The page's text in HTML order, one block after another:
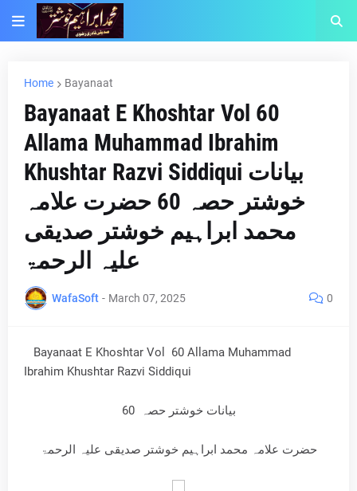
Home Bayanaat
Bayanaat E Khoshtar Vol 60
Allama Muhammad Ibrahim
Khushtar Razvi Siddiqui بیانات
خوشتر حصہ 60 حضرت علامہ
محمد ابراہیم خوشتر صدیقی
علیہ الرحمۃ
WafaSoft - March 07, 2025 0
Bayanaat E Khoshtar Vol 60 Allama Muhammad
Ibrahim Khushtar Razvi Siddiqui
حضرت علامہ محمد ابراہیم خوشتر صدیقی علیہ الرحمۃ